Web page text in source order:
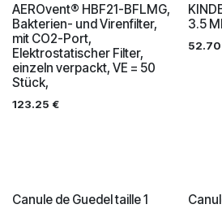
AEROvent® HBF21-BFLMG,
Bakterien- und Virenfilter,
mit CO2-Port,
Elektrostatischer Filter,
einzeln verpackt, VE = 50
Stück,
123.25 €
3.5
52.70
Canule de Guedel taille 1